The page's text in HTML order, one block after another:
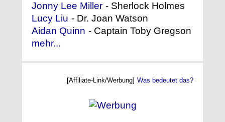
Jonny Lee Miller - Sherlock Holmes
Lucy Liu - Dr. Joan Watson
Aidan Quinn - Captain Toby Gregson
mehr...
[Affiliate-Link/Werbung] Was bedeutet das?